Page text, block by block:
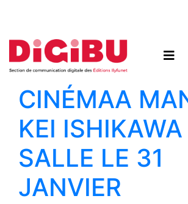
CINÉMAA
KEI
SALLE LE 31
JANVIER